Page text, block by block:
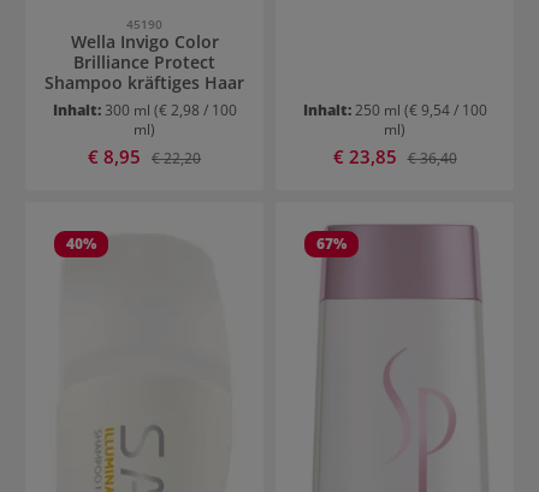
45190
Wella Invigo Color
Brilliance Protect
Shampoo kräftiges Haar
Inhalt: 300 ml (€ 2,98 / 100
ml)
Verkaufspreis:
€ 8,95 Regulärer Preis:
€ 22,20
Inhalt:250 ml (€ 9,54 / 100
ml)
Verkaufspreis:
€ 23,85 Regulärer Preis:
€ 36,40
40% 67%